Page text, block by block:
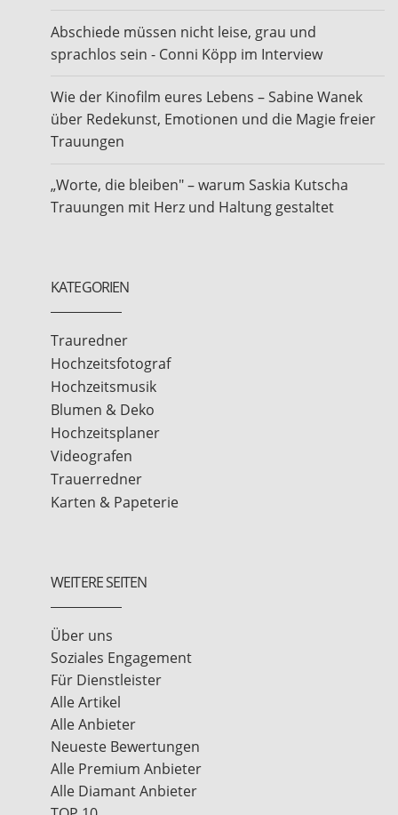
Abschiede müssen nicht leise, grau und
sprachlos sein - Conni Köpp im Interview
Wie der Kinofilm eures Lebens – Sabine Wanek
über Redekunst, Emotionen und die Magie freier
Trauungen
„Worte, die bleiben" – warum Saskia Kutscha
Trauungen mit Herz und Haltung gestaltet
KATEGORIEN
Trauredner
Hochzeitsfotograf
Hochzeitsmusik
Blumen & Deko
Hochzeitsplaner
Videografen
Trauerredner
Karten & Papeterie
WEITERE SEITEN
Über uns
Soziales Engagement
Für Dienstleister
Alle Artikel
Alle Anbieter
Neueste Bewertungen
Alle Premium Anbieter
Alle Diamant Anbieter